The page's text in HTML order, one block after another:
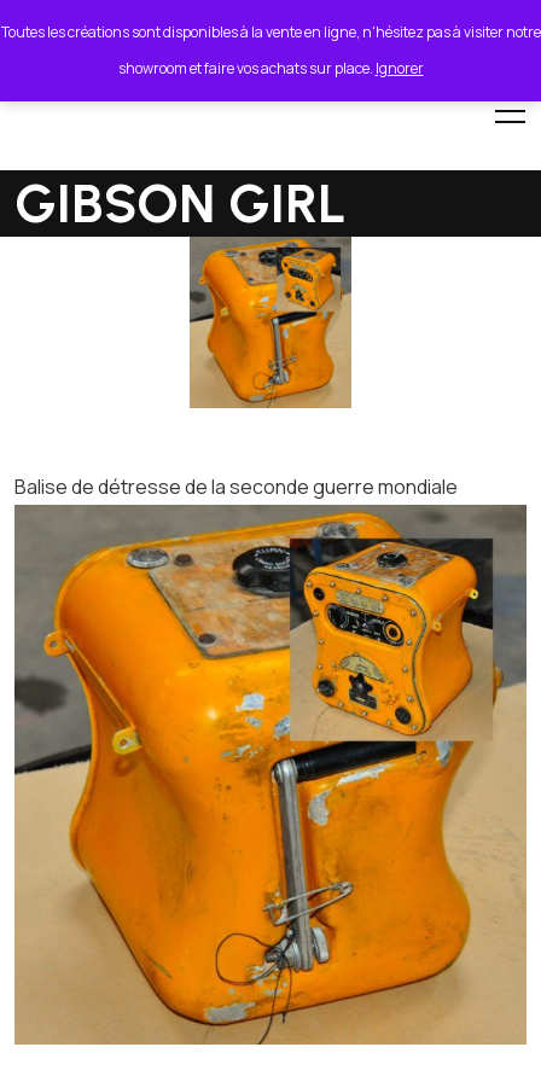
Toutes les créations sont disponibles à la vente en ligne, n'hésitez pas à visiter notre
showroom et faire vos achats sur place. Ignorer
lionel.cordeiro55@orange.fr
GIBSON GIRL
Balise de détresse de la seconde guerre mondiale